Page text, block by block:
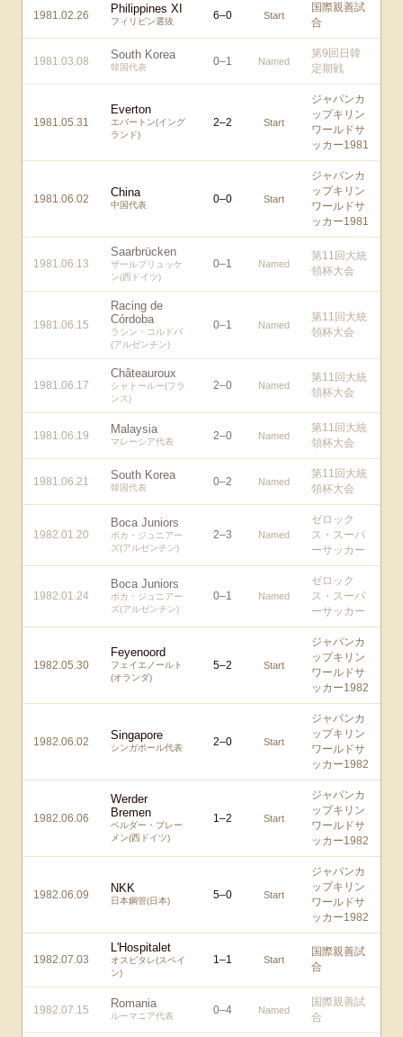
1981.02.26 Philippines XI
フィリピン選抜 6–0 Start
国際親善試
合
1981.03.08 South Korea
韓国代表 0–1 Named
第9回日韓
定期戦
1981.05.31
Everton
エバートン(イング
ランド)
2–2 Start
ジャパンカ
ップキリン
ワールドサ
ッカー1981
1981.06.02 China
中国代表 0–0 Start
ジャパンカ
ップキリン
ワールドサ
ッカー1981
1981.06.13
Saarbrücken
ザールブリュッケ
ン(西ドイツ)
0–1 Named
第11回大統
領杯大会
1981.06.15
Racing de
Córdoba
ラシン・コルドバ
(アルゼンチン)
0–1 Named
第11回大統
領杯大会
1981.06.17
Châteauroux
シャトールー(フラ
ンス)
2–0 Named
第11回大統
領杯大会
1981.06.19 Malaysia
マレーシア代表 2–0 Named
第11回大統
領杯大会
1981.06.21 South Korea
韓国代表 0–2 Named
第11回大統
領杯大会
1982.01.20
Boca Juniors
ボカ・ジュニアー
ズ(アルゼンチン)
2–3 Named
ゼロック
ス・スーパ
ーサッカー
1982.01.24
Boca Juniors
ボカ・ジュニアー
ズ(アルゼンチン)
0–1 Named
ゼロック
ス・スーパ
ーサッカー
1982.05.30
Feyenoord
フェイエノールト
(オランダ)
5–2 Start
ジャパンカ
ップキリン
ワールドサ
ッカー1982
1982.06.02 Singapore
シンガポール代表 2–0 Start
ジャパンカ
ップキリン
ワールドサ
ッカー1982
1982.06.06
Werder
Bremen
ベルダー・ブレー
メン(西ドイツ)
1–2 Start
ジャパンカ
ップキリン
ワールドサ
ッカー1982
1982.06.09 NKK
日本鋼管(日本) 5–0 Start
ジャパンカ
ップキリン
ワールドサ
ッカー1982
1982.07.03
L'Hospitalet
オスピタレ(スペイ
ン)
1–1 Start
国際親善試
合
1982.07.15 Romania
ルーマニア代表 0–4 Named
国際親善試
合